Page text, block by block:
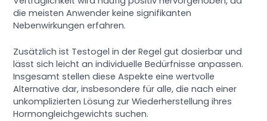
die meisten Anwender keine signifikanten
Nebenwirkungen erfahren.
Zusätzlich ist Testogel in der Regel gut dosierbar und
lässt sich leicht an individuelle Bedürfnisse anpassen.
Insgesamt stellen diese Aspekte eine wertvolle
Alternative dar, insbesondere für alle, die nach einer
unkomplizierten Lösung zur Wiederherstellung ihres
Hormongleichgewichts suchen.